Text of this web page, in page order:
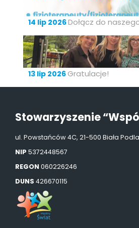
14 lip 2026Dołącz do
13 lip 2026 Gratulacje!
Stowarzyszenie
ul. Powstańców 4C, 21-500 Biała
NIP 5372448567
REGON 060226246
DUNS 426670115